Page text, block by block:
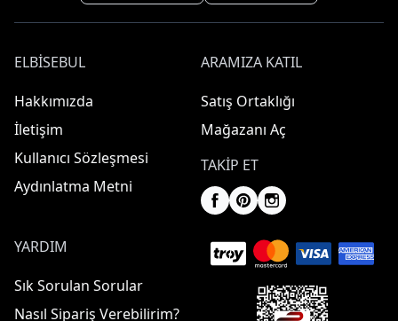
ELBISEBUL
Hakkımızda
İletişim
Kullanıcı Sözleşmesi
Aydınlatma Metni
ARAMIZA KATIL
Satış Ortaklığı
Mağazanı Aç
TAKIP ET
YARDIM
Sık Sorulan Sorular
Nasıl Sipariş Verebilirim?